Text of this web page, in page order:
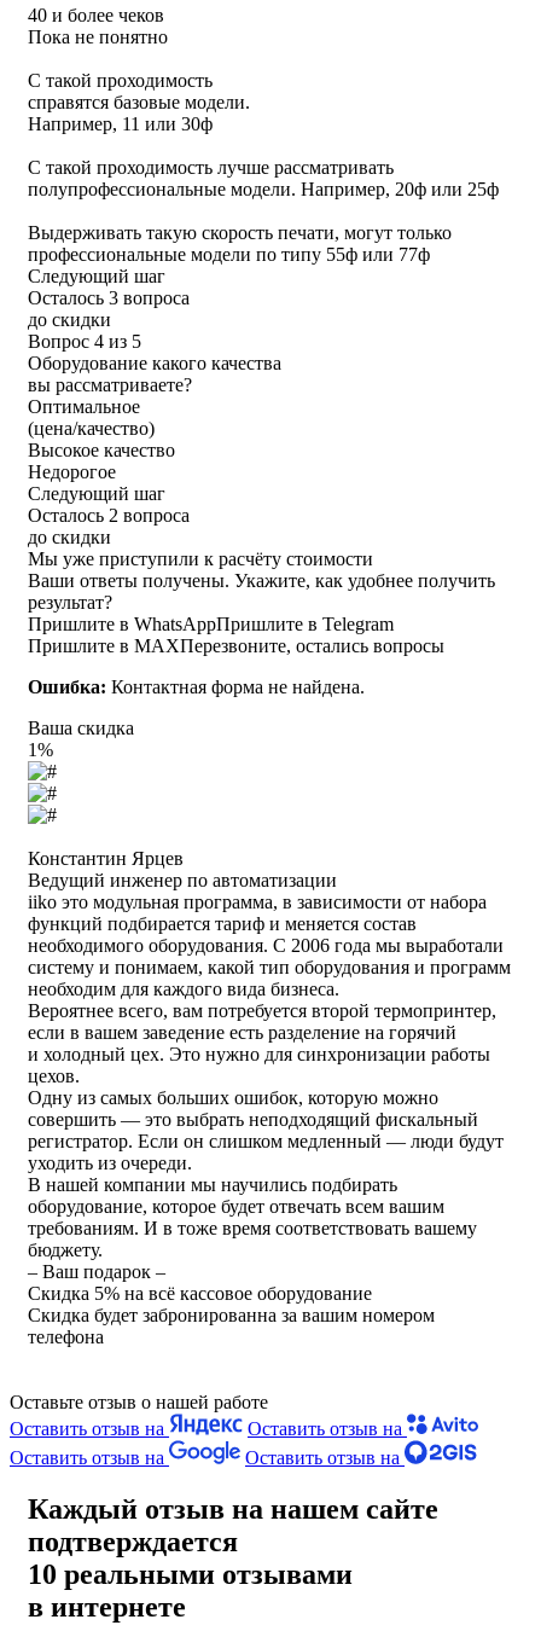
40 и более чеков
Пока не понятно
С такой проходимость
справятся базовые модели.
Например, 11 или 30ф
С такой проходимость лучше рассматривать
полупрофессиональные модели. Например, 20ф или 25ф
Выдерживать такую скорость печати, могут только
профессиональные модели по типу 55ф или 77ф
Следующий шаг
Осталось 3 вопроса
до скидки
Вопрос 4 из 5
Оборудование какого качества
вы рассматриваете?
Оптимальное
(цена/качество)
Высокое качество
Недорогое
Следующий шаг
Осталось 2 вопроса
до скидки
Мы уже приступили к расчёту стоимости
Ваши ответы получены. Укажите, как удобнее получить
результат?
Пришлите в WhatsAppПришлите в Telegram
Пришлите в MAXПерезвоните, остались вопросы
Ошибка: Контактная форма не найдена.
Ваша скидка
1%
Константин Ярцев
Ведущий инженер по автоматизации
iiko это модульная программа, в зависимости от набора
функций подбирается тариф и меняется состав
необходимого оборудования. С 2006 года мы выработали
систему и понимаем, какой тип оборудования и программ
необходим для каждого вида бизнеса.
Вероятнее всего, вам потребуется второй термопринтер,
если в вашем заведение есть разделение на горячий
и холодный цех. Это нужно для синхронизации работы
цехов.
Одну из самых больших ошибок, которую можно
совершить — это выбрать неподходящий фискальный
регистратор. Если он слишком медленный — люди будут
уходить из очереди.
В нашей компании мы научились подбирать
оборудование, которое будет отвечать всем вашим
требованиям. И в тоже время соответствовать вашему
бюджету.
– Ваш подарок –
Скидка 5% на всё кассовое оборудование
Скидка будет забронированна за вашим номером
телефона
Оставьте отзыв о нашей работе
Оставить отзыв на
Оставить отзыв на
Оставить отзыв на
Оставить отзыв на
Каждый отзыв на нашем сайте
подтверждается
10 реальными отзывами
в интернете